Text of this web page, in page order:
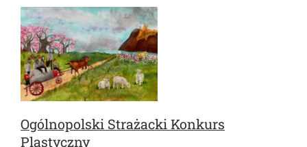
Ogólnopolski Strażacki Konkurs